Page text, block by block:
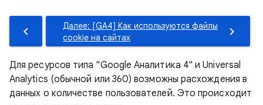
Далее: [GA4] Как используются файлы
cookie на сайтах
Для ресурсов типа "Google Аналитика 4" и Universal
Analytics (обычной или 360) возможны расхождения в
данных о количестве пользователей. Это происходит